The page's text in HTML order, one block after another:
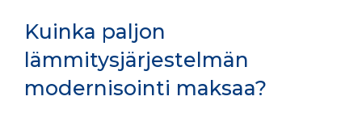
Kuinka paljon
lämmitysjärjestelmän
modernisointi maksaa?